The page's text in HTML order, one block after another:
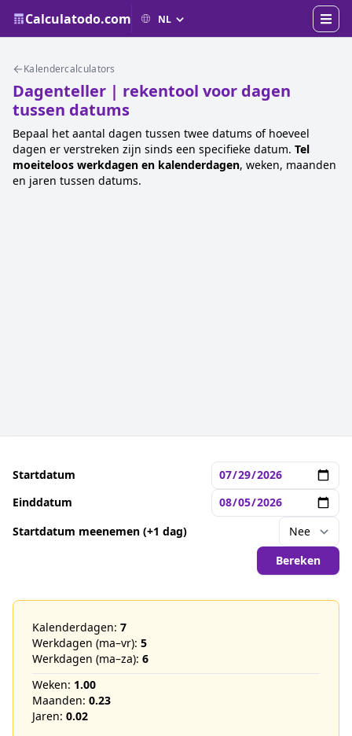
Calculatodo.com
Kalendercalculators
Dagenteller | rekentool voor dagen
tussen datums
Bepaal het aantal dagen tussen twee datums of hoeveel
dagen er verstreken zijn sinds een specifieke datum. Tel
moeiteloos werkdagen en kalenderdagen, weken, maanden
en jaren tussen datums.
Startdatum
Einddatum
Startdatum meenemen (+1 dag)
Bereken
Kalenderdagen: 7
Werkdagen (ma–vr): 5
Werkdagen (ma–za): 6
Weken: 1.00
Maanden: 0.23
Jaren: 0.02